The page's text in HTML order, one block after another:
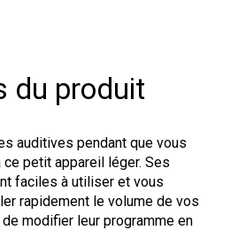
du produit
auditives pendant que vous
petit appareil léger. Ses
faciles à utiliser et vous
rapidement le volume de vos
modifier leur programme en